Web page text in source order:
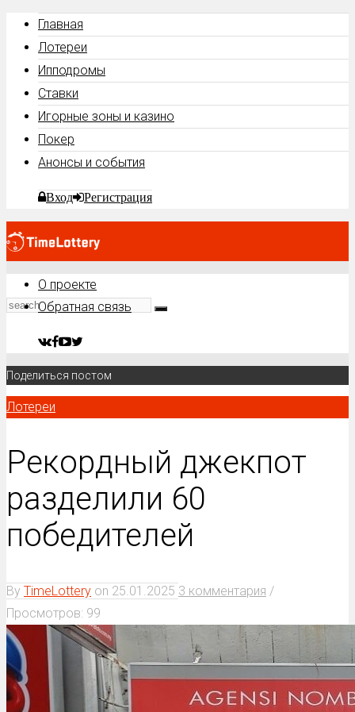
Главная
Лотереи
Ипподромы
Ставки
Игорные зоны и казино
Покер
Анонсы и события
Вход Регистрация
О проекте
Обратная связь
Поделиться постом
Лотереи
Рекордный джекпот
разделили 60
победителей
By TimeLottery on 25.01.2025 3 комментария /
Просмотров: 99